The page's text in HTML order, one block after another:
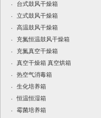
·
台式鼓风干燥箱
·
立式鼓风干燥箱
·
高温鼓风干燥箱
·
充氮恒温鼓风干燥箱
·
充氮真空干燥箱
·
真空干燥箱 真空烘箱
·
热空气消毒箱
·
生化培养箱
·
恒温恒湿箱
·
霉菌培养箱